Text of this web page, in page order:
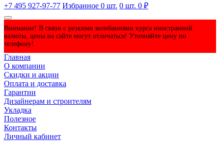
+7 495 927-97-77 Избранное 0 шт. 0 шт. 0 ₽
Внимание! В связи с резкими колебаниями курса иностранной
валюты, цены на сайте могут отличаться! Уточняйте цену по
телефону!
Главная
О компании
Скидки и акции
Оплата и доставка
Гарантии
Дизайнерам и строителям
Укладка
Полезное
Контакты
Личный кабинет